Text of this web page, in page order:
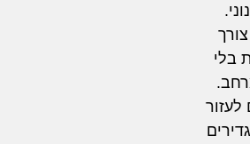
בלי
לעזור